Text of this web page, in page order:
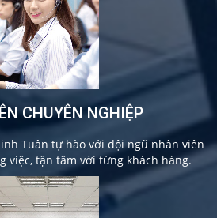
CHUYÊN NGHIỆP
Tuân tự hào với đội ngũ nhân viên
việc, tận tâm với từng khách hàng.